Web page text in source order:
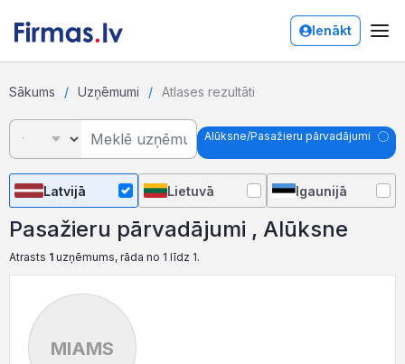
Ienākt
Sākums Uzņēmumi Atlases rezultāti
Alūksne/Pasažieru pārvadājumi
Latvijā Lietuvā Igaunijā
Pasažieru pārvadājumi , Alūksne
Atrasts 1 uzņēmums, rāda no 1 līdz 1.
MIAMS